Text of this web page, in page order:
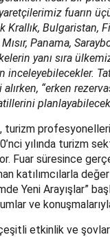
fuarın
Krallık, Bulgaristan,
Panama,
yanı sıra
inceleyebilecekler.
“erken
turizm
yılında turizm
Fuar süresince
katılımcılarla
Yeni Arayışlar”
ve
etkinlik ve